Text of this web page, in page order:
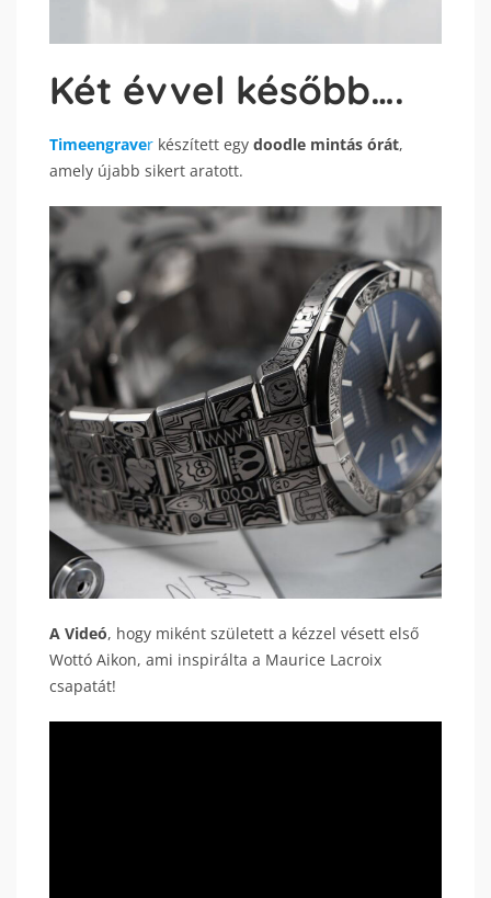
Két évvel később….
Timeengraver készített egy doodle mintás órát,
amely újabb sikert aratott.
A Videó, hogy miként született a kézzel vésett első
Wottó Aikon, ami inspirálta a Maurice Lacroix
csapatát!